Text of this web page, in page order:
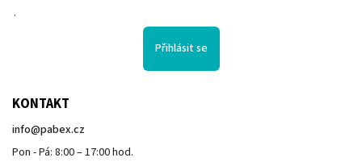
.
Přihlásit se
KONTAKT
info@pabex.cz
Pon - Pá: 8:00 – 17:00 hod.